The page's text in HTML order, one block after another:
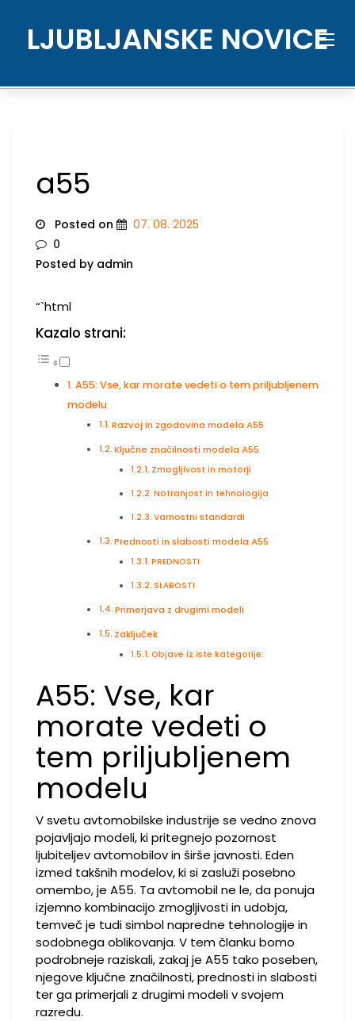
contentLJUBLJANSKE NOVICE
a55
Posted on
07. 08. 2025
0
Posted by admin
“`html
Kazalo strani:
A55: Vse, kar morate vedeti o tem priljubljenem
modelu
Razvoj in zgodovina modela A55
Ključne značilnosti modela A55
Zmogljivost in motorji
Notranjost in tehnologija
Varnostni standardi
Prednosti in slabosti modela A55
PREDNOSTI
SLABOSTI
Primerjava z drugimi modeli
Zaključek
Objave iz iste kategorije:
A55: Vse, kar
morate vedeti o
tem priljubljenem
modelu
V svetu avtomobilske industrije se vedno znova
pojavljajo modeli, ki pritegnejo pozornost
ljubiteljev avtomobilov in širše javnosti. Eden
izmed takšnih modelov, ki si zasluži posebno
omembo, je A55. Ta avtomobil ne le, da ponuja
izjemno kombinacijo zmogljivosti in udobja,
temveč je tudi simbol napredne tehnologije in
sodobnega oblikovanja. V tem članku bomo
podrobneje raziskali, zakaj je A55 tako poseben,
njegove ključne značilnosti, prednosti in slabosti
ter ga primerjali z drugimi modeli v svojem
razredu.